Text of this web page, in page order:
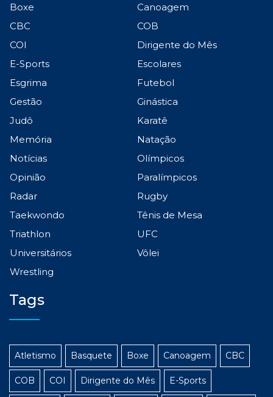
Boxe
Canoagem
CBC
COB
COI
Dirigente do Mês
E-Sports
Escolares
Esgrima
Futebol
Gestão
Ginástica
Judô
Karatê
Memória
Natação
Notícias
Olímpicos
Opinião
Paralímpicos
Radar
Rugby
Taekwondo
Tênis de Mesa
Triathlon
UFC
Universitários
Vôlei
Wrestling
Tags
Atletismo Basquete Boxe Canoagem CBC
COB COI Dirigente do Mês E-Sports